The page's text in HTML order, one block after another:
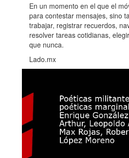
En un momento en el que el
para contestar mensajes, sino
trabajar, registrar recuerdos,
resolver tareas cotidianas,
que nunca.
Lado.mx